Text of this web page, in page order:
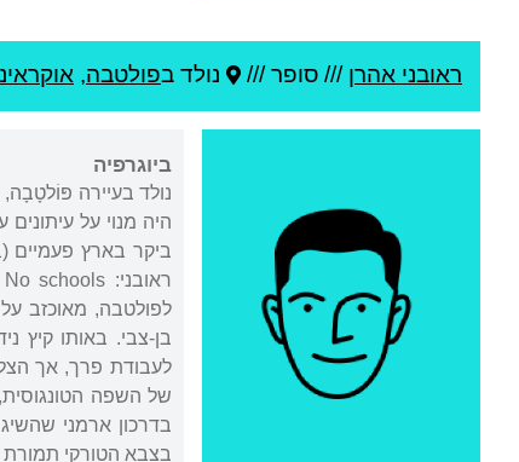
ראובני אהרן /// סופר /// נולד בפולטבה,
ביוגרפיה
נולד בעיירה
היה מנוי על
בן-צבי. באותו קיץ
לעבודת פרך, אך
בדרכון ארמני
בצבא הטורקי תמורת